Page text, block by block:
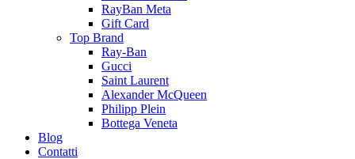
RayBan Meta
Gift Card
Top Brand
Ray-Ban
Gucci
Saint Laurent
Alexander McQueen
Philipp Plein
Bottega Veneta
Blog
Contatti